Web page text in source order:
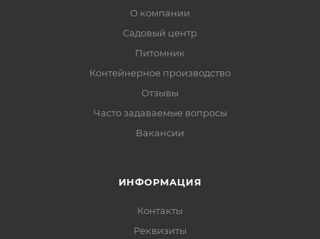
О компании
Садовый центр
Питомник
Контейнерное производство
Отзывы
Часто задаваемые вопросы
Вакансии
ИНФОРМАЦИЯ
Контакты
Реквизиты